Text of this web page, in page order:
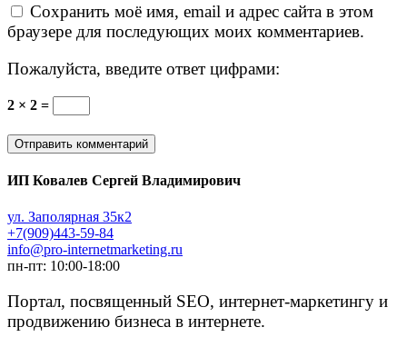
Сохранить моё имя, email и адрес сайта в этом
браузере для последующих моих комментариев.
Пожалуйста, введите ответ цифрами:
2 × 2 =
ИП Ковалев Сергей Владимирович
ул. Заполярная 35к2
+7(909)443-59-84
info@pro-internetmarketing.ru
пн-пт: 10:00-18:00
Портал, посвященный SEO, интернет-маркетингу и
продвижению бизнеса в интернете.